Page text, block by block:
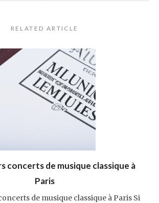
RELATED ARTICLE
concerts de musique classique à
Paris
de musique classique à Paris Si